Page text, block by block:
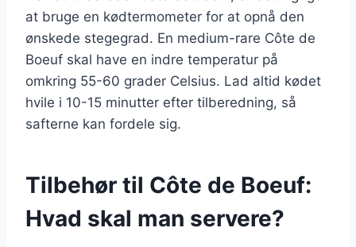
at bruge en kødtermometer for at opnå den
ønskede stegegrad. En medium-rare Côte de
Boeuf skal have en indre temperatur på
omkring 55-60 grader Celsius. Lad altid kødet
hvile i 10-15 minutter efter tilberedning, så
safterne kan fordele sig.
Tilbehør til Côte de Boeuf:
Hvad skal man servere?